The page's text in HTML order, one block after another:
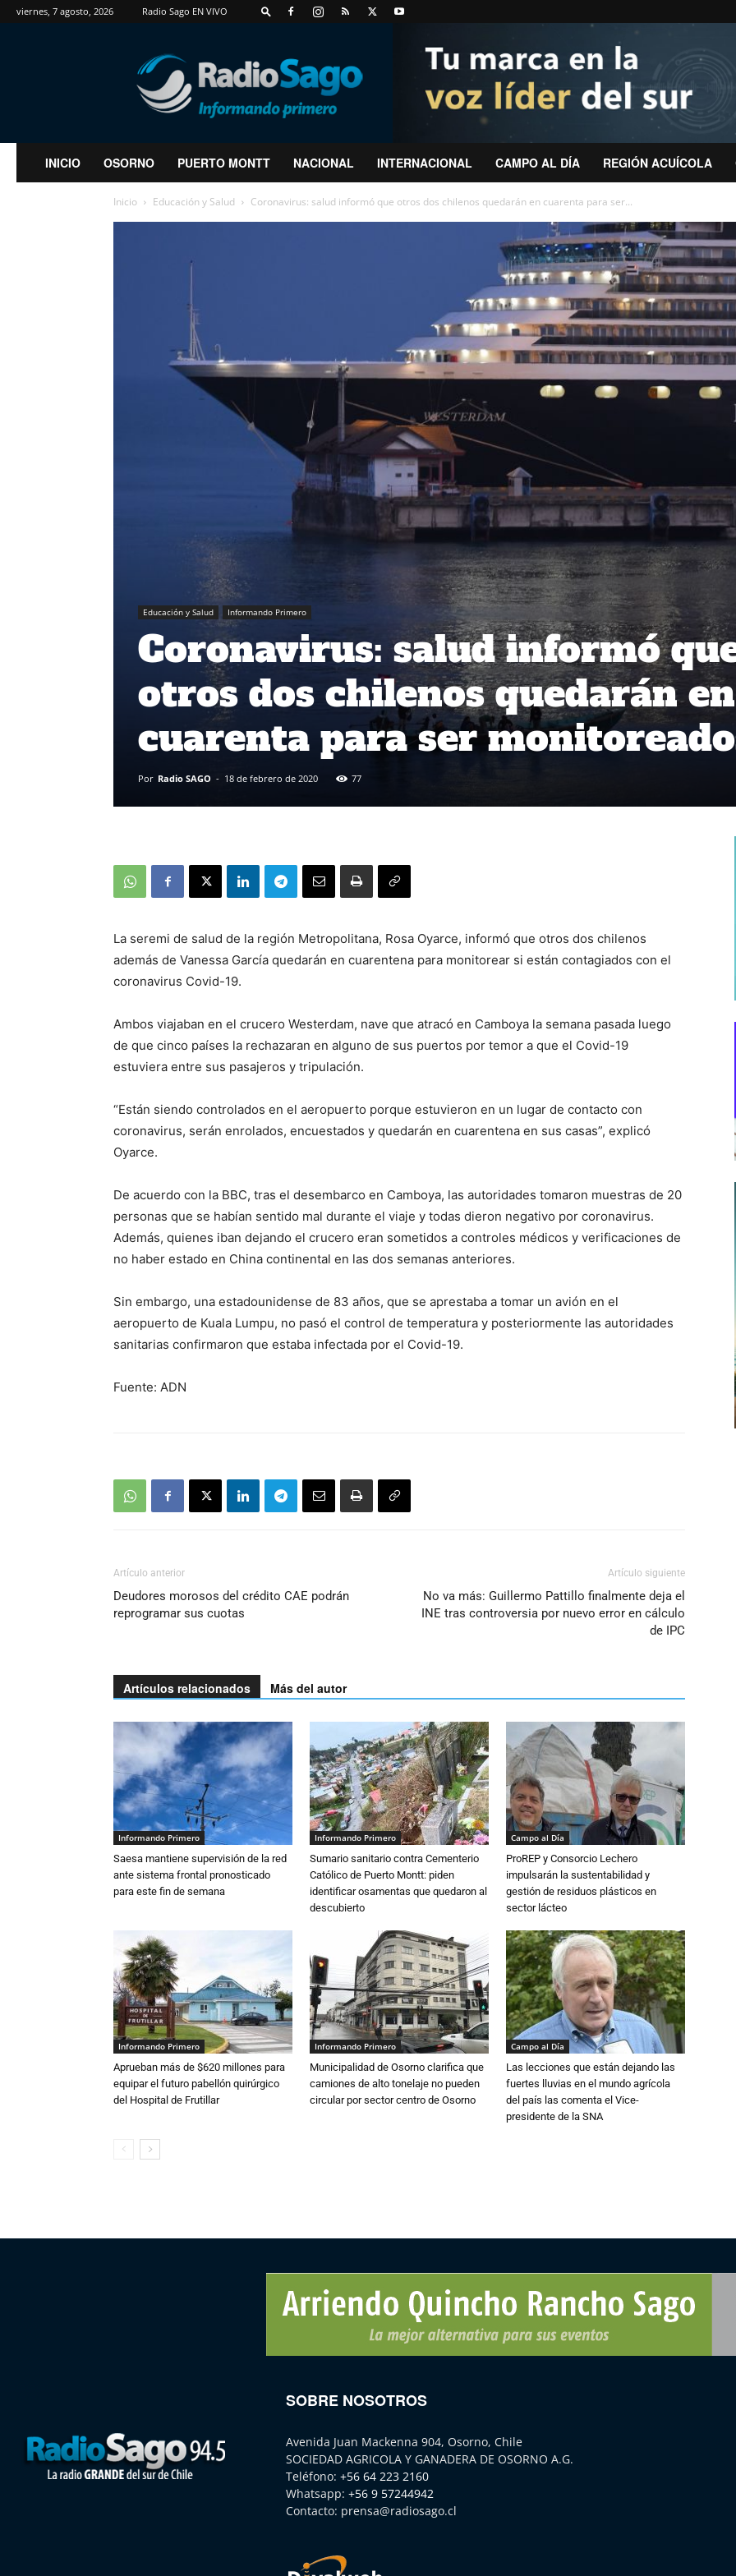
viernes, 7 agosto, 2026 Radio Sago EN VIVO
RadioSago
INICIO OSORNO PUERTO MONTT NACIONAL INTERNACIONAL CAMPO AL DÍA REGIÓN ACUÍCOLA
Inicio Educación y Salud Coronavirus: salud informó que otros dos chilenos quedarán en cuarenta para ser...
Educación y Salud Informando Primero
Coronavirus: salud informó
otros dos chilenos quedarán en
cuarenta para ser
Por Radio SAGO - 18 de febrero de 2020 77
La seremi de salud de la región Metropolitana, Rosa Oyarce, informó que otros dos chilenos
además de Vanessa García quedarán en cuarentena para monitorear si están contagiados con el
coronavirus Covid-19.
Ambos viajaban en el crucero Westerdam, nave que atracó en Camboya la semana pasada luego
de que cinco países la rechazaran en alguno de sus puertos por temor a que el Covid-19
estuviera entre sus pasajeros y tripulación.
“Están siendo controlados en el aeropuerto porque estuvieron en un lugar de contacto con
coronavirus, serán enrolados, encuestados y quedarán en cuarentena en sus casas”, explicó
Oyarce.
De acuerdo con la BBC, tras el desembarco en Camboya, las autoridades tomaron muestras de 20
personas que se habían sentido mal durante el viaje y todas dieron negativo por coronavirus.
Además, quienes iban dejando el crucero eran sometidos a controles médicos y verificaciones de
no haber estado en China continental en las dos semanas anteriores.
Sin embargo, una estadounidense de 83 años, que se aprestaba a tomar un avión en el
aeropuerto de Kuala Lumpu, no pasó el control de temperatura y posteriormente las autoridades
sanitarias confirmaron que estaba infectada por el Covid-19.
Fuente: ADN
Artículo anterior
Deudores morosos del crédito CAE podrán
reprogramar sus cuotas
Artículo siguiente
No va más: Guillermo Pattillo finalmente deja el
INE tras controversia por nuevo error en cálculo
de IPC
Artículos relacionados Más del autor
Informando Primero
Saesa mantiene supervisión de la red
ante sistema frontal pronosticado
para este fin de semana
Informando Primero
Sumario sanitario contra Cementerio
Católico de Puerto Montt: piden
identificar osamentas que quedaron al
descubierto
Campo al Día
ProREP y Consorcio Lechero
impulsarán la sustentabilidad y
gestión de residuos plásticos en
sector lácteo
Informando Primero
Aprueban más de $620 millones para
equipar el futuro pabellón quirúrgico
del Hospital de Frutillar
Informando Primero
Municipalidad de Osorno clarifica que
camiones de alto tonelaje no pueden
circular por sector centro de Osorno
Campo al Día
Las lecciones que están dejando las
fuertes lluvias en el mundo agrícola
del país las comenta el Vice-
presidente de la SNA
SOBRE NOSOTROS
Avenida Juan Mackenna 904, Osorno, Chile
SOCIEDAD AGRICOLA Y GANADERA DE OSORNO A.G.
Teléfono: +56 64 223 2160
Whatsapp: +56 9 57244942
Contacto: prensa@radiosago.cl